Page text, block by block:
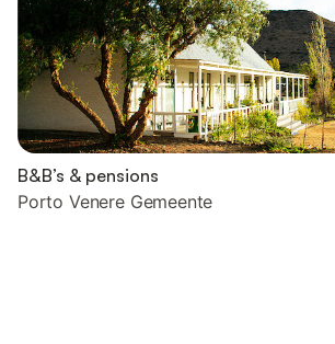
B&B’s & pensions
Porto Venere Gemeente